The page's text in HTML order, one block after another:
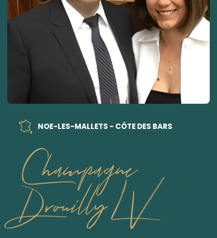
NOE-LES-MALLETS - CÔTE DES BARS
Champagne
Drouilly LV